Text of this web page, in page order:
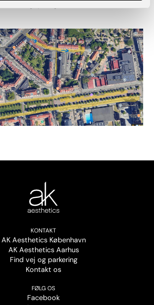
KONTAKT
AK Aesthetics København
AK Aesthetics Aarhus
Find vej og parkering
Kontakt os
FØLG OS
Facebook